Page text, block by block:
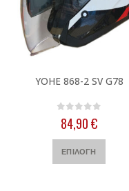
YOHE 868-2 SV G78
84,90€
ΕΠΙΛΟΓΉ
Αυτό το προϊόν έχει πολλαπλές παραλλαγές. Οι επιλογές